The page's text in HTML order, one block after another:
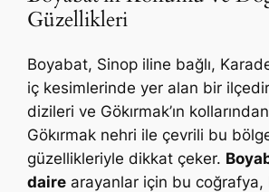
Güzellikleri
Boyabat, Sinop iline bağlı,
iç kesimlerinde yer alan bir
dizileri ve Gökırmak’ın
Gökırmak nehri ile çevrili bu
güzellikleriyle dikkat çeker.
daire arayanlar için bu coğrafya,